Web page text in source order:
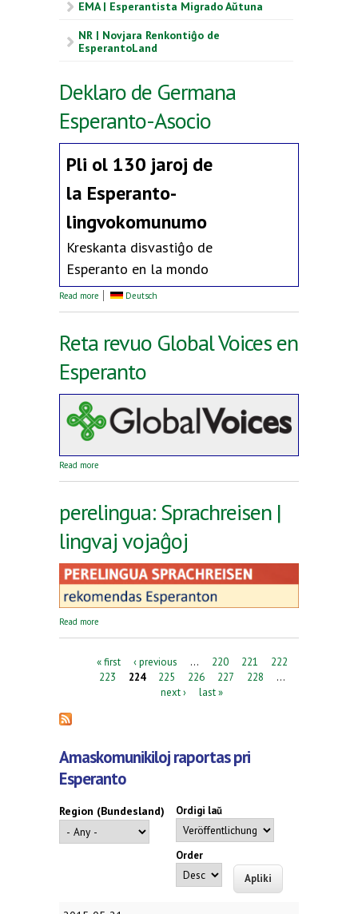
EMA | Esperantista Migrado Aŭtuna
NR | Novjara Renkontiĝo de
EsperantoLand
Deklaro de Germana
Esperanto-Asocio
Pli ol 130 jaroj de
la Esperanto-
lingvokomunumo
Kreskanta disvastiĝo de
Esperanto en la mondo
Read more about Deklaro de Germana Esperanto-Asocio
Deutsch
Reta revuo Global Voices en
Esperanto
Read more
perelingua: Sprachreisen |
lingvaj vojaĝoj
Read more
Pages« first ‹ previous … 220 221
222
223
224 225 226 227 228
…
next ›
last »
Amaskomunikiloj raportas pri
Esperanto
Region (Bundesland) Ordigi laŭ
Order